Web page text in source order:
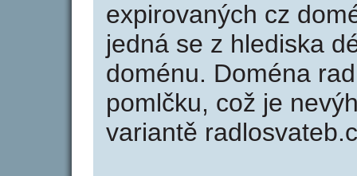
expirovaných cz
jedná se z hlediska
doménu. Doména
pomlčku, což je
variantě